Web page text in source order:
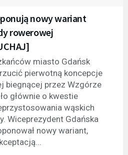
nowy wariant
rowerowej
miasto Gdańsk
pierwotną koncepcje
biegnącej przez Wzgórze
głównie o kwestie
wąskich
Wiceprezydent Gdańska
nowy wariant,